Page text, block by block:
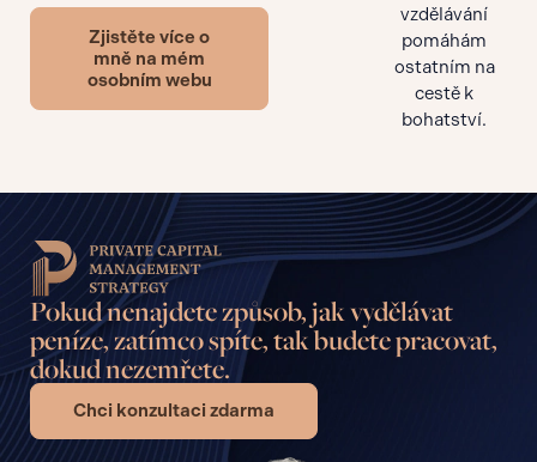
Zjistěte více o
mně na mém
osobním webu
vzdělávání
pomáhám
ostatním na
cestě k
bohatství.
Pokud nenajdete způsob, jak vydělávat
peníze, zatímco spíte, tak budete pracovat,
dokud nezemřete.
Chci konzultaci zdarma